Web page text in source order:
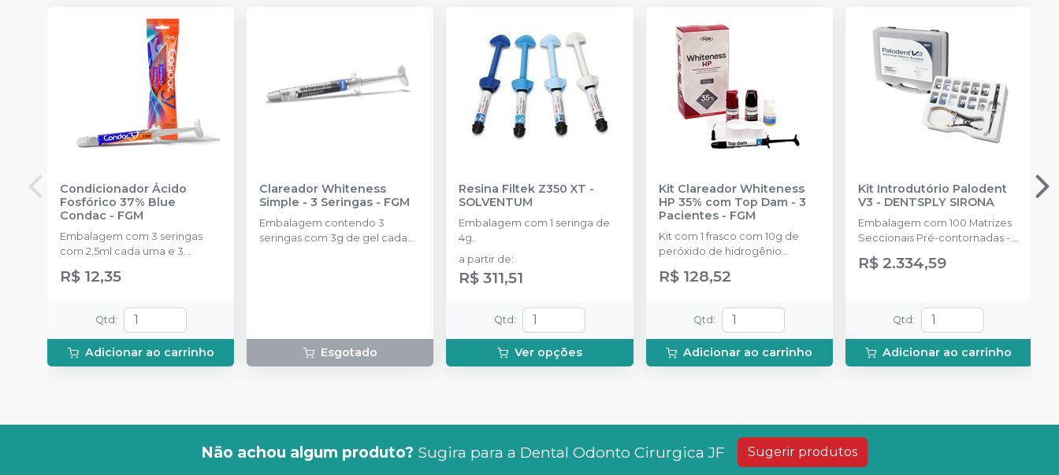
Condicionador Ácido
Fosfórico 37% Blue
Condac - FGM
Embalagem com 3 seringas
com 2,5ml cada uma e 3
R$ 12,35
Qtd :
Adicionar ao carrinho
Clareador Whiteness
Simple - 3 Seringas - FGM
Embalagem contendo 3
seringas com 3g de gel cada
Esgotado
Resina Filtek Z350 XT -
SOLVENTUM
Embalagem com 1 seringa de
4g.
a partir de:
R$ 311,51
Qtd :
Ver opções
Kit Clareador Whiteness
HP 35% com Top Dam - 3
Pacientes- FGM
Kit com 1 frasco com 10g de
peróxido de hidrogênio
de espessante + 1 frasco com
(neutralizante de peróxidos) + 1
espátula e uma placa para
preparo do gel e 1 Top Dam
com 2g.
R$ 128,52
Qtd :
Adicionar ao carrinho
Kit Introdutório Palodent
V3 - DENTSPLY SIRONA
Embalagem com 100 Matrizes
Seccionais Pré-contornadas -
4.5mm, 5.5mm, 6.5mm, 75
Cunhas Protetoras Inteligentes
- 10 de cada tamanho: P, M, G, 1
Anel Universal; 1 Anel Pequeno;
1 Alicate (Fórceps); 1 Pinça
R$ 2.334,59
Qtd :
Adicionar ao carrinho
Não achou algum produto? Sugira para a Dental Odonto Cirurgica JF Sugerir produtos